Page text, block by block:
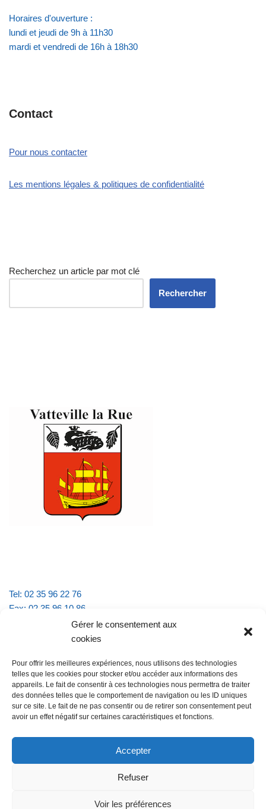
Gérer le consentement aux
cookies
Pour offrir les meilleures expériences, nous utilisons des technologies
telles que les cookies pour stocker et/ou accéder aux informations des
appareils. Le fait de consentir à ces technologies nous permettra de traiter
des données telles que le comportement de navigation ou les ID uniques
sur ce site. Le fait de ne pas consentir ou de retirer son consentement peut
avoir un effet négatif sur certaines caractéristiques et fonctions.
Accepter
Refuser
Voir les préférences
Horaires d'ouverture :
lundi et jeudi de 9h à 11h30
mardi et vendredi de 16h à 18h30
Contact
Pour nous contacter
Les mentions légales & politiques de confidentialité
Recherchez un article par mot clé
Rechercher
Tel: 02 35 96 22 76
Fax: 02 35 96 10 86
Email : mairie.vattevillelarue@wanadoo.fr
lundi et jeudi de 9h à 11h30
mardi et vendredi de 16h à 18h30
@Vatteville-la-rue mentions légales